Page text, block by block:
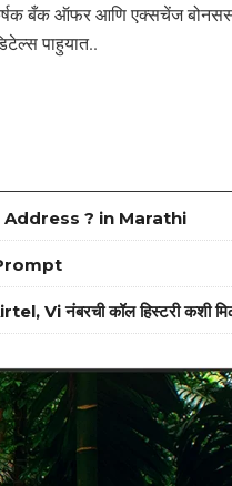
बँक ऑफर आणि एक्सचेंज
पाहुयात..
? in Marathi
नंबरची कॉल हिस्टरी कशी